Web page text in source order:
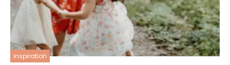
inspiration